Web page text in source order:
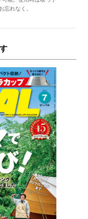
忘れなく。